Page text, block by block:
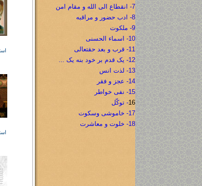
7- انقطاع الی الله و مقام امن
8- ادب حضور و مراقبه
9- ملکوت
10- اسماء الحسنی
11- قرب و بعد حقتعالی
12- یک قدم بر خود بنه یک ...
13- لذت انس
14- عجز و فقر
15- نفی خواطر
16- توکّل
17- خاموشی وسکوت
18- خلوت و معاشرت